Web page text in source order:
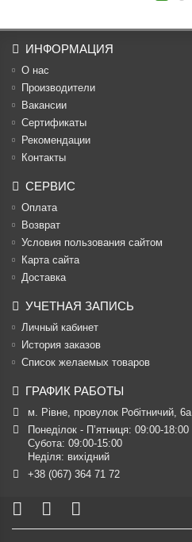
ИНФОРМАЦИЯ
О нас
Производители
Вакансии
Cертификаты
Рекомендации
Контакты
СЕРВИС
Оплата
Возврат
Условия пользования сайтом
Карта сайта
Доставка
УЧЕТНАЯ ЗАПИСЬ
Личный кабинет
История заказов
Список желаемых товаров
ГРАФИК РАБОТЫ
м. Рівне, провулок Робітничий, 6а
Понеділок - П’ятниця: 09:00-18:00
Субота: 09:00-15:00
Неділя: вихідний
+38 (067) 364 71 72